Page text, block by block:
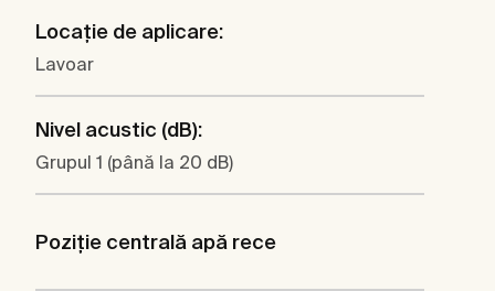
Locaţie de aplicare:
Lavoar
Nivel acustic (dB):
Grupul 1 (până la 20 dB)
Poziţie centrală apă rece